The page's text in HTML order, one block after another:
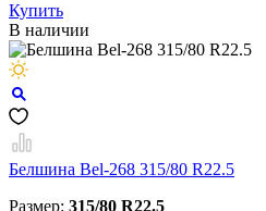
Купить
В наличии
Белшина Bel-268 315/80 R22.5
Размер: 315/80 R22.5